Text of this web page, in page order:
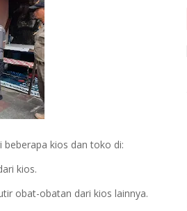
kios dan toko di:
kios.
obat-obatan dari kios lainnya.